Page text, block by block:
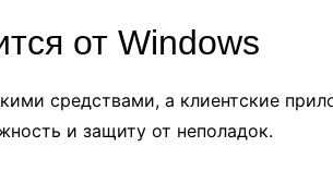
от Windows
средствами, а клиентские
и защиту от неполадок.